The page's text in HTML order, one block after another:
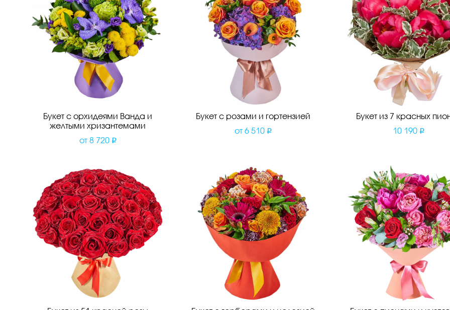
Букет с орхидеями Ванда и
желтыми хризантемами
от 8 720
Букет с розами и гортензией
от 6 510
Букет из 7 красных
10 190